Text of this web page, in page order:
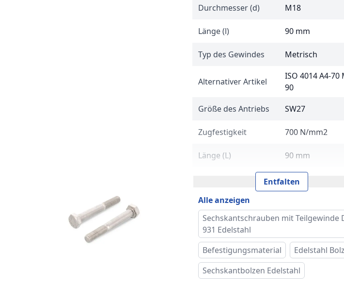
Durchmesser (d) M18
Länge (l) 90 mm
Typ des Gewindes Metrisch
Alternativer Artikel
ISO 4014 A4-70
90
Größe des Antriebs
SW27
Zugfestigkeit 700 N/mm2
Länge (L) 90 mm
DIN 931
Stärkeklasse
Form des Kopfes Sechskantkopf
Alternative Norm ISO 4014
Größe (e) 30,M14
Entfalten
Alle anzeigen
Sechskantschrauben mit Teilgewinde
931 Edelstahl
Befestigungsmaterial
Edelstahl
Sechskantbolzen Edelstahl